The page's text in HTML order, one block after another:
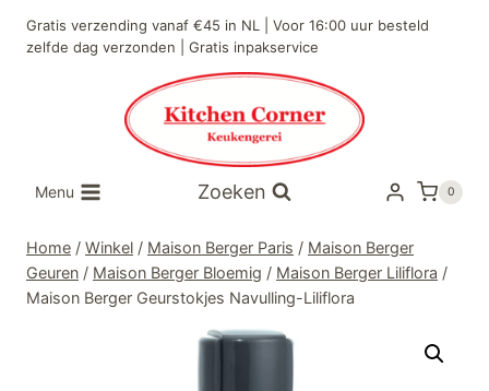
naar
Gratis verzending vanaf €45 in NL | Voor 16:00 uur besteld
zelfde dag verzonden | Gratis inpakservice
Menu Zoeken 0
Home / Winkel / Maison Berger Paris / Maison Berger
Geuren / Maison Berger Bloemig / Maison Berger Liliflora /
Maison Berger Geurstokjes Navulling-Liliflora